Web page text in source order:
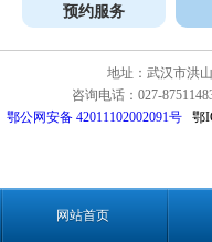
预约服务
地址：武汉市洪
咨询电话：027-
鄂公网安备 42011102002091号
鄂
网站首页